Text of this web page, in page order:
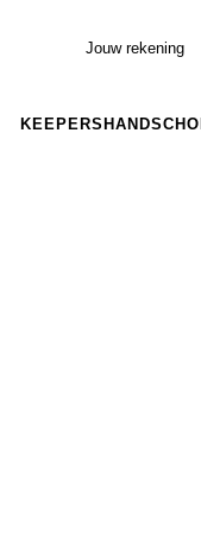
Jouw rekening